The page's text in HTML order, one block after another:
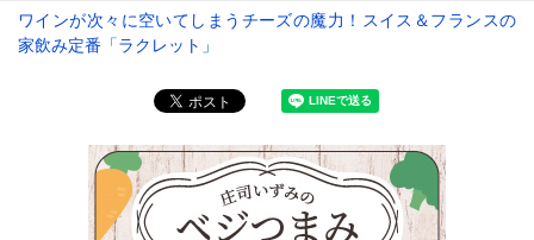
ワインが次々に空いてしまうチーズの魔力！スイス＆フランスの
家飲み定番「ラクレット」